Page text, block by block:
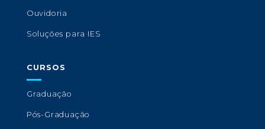
Ouvidoria
Soluções para IES
CURSOS
Graduação
Pós-Graduação